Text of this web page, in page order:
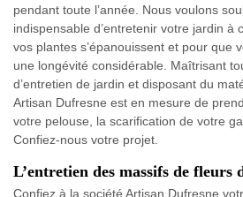
pendant toute l’année. Nous voulons
indispensable d’entretenir votre jardin à
vos plantes s’épanouissent et pour que
une longévité considérable. Maîtrisant
d’entretien de jardin et disposant du
Artisan Dufresne est en mesure de
votre pelouse, la scarification de votre
Confiez-nous votre projet.
L’entretien des massifs de fleurs
Confiez à la société Artisan Dufresne